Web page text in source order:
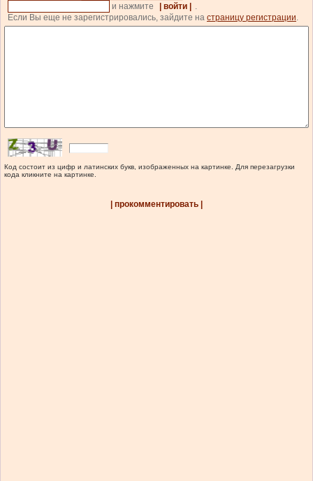
и нажмите
| войти |
.
Если Вы еще не зарегистрировались, зайдите на страницу регистрации.
Код состоит из цифр и латинских букв, изображенных на картинке. Для перезагрузки
кода кликните на картинке.
| прокомментировать |